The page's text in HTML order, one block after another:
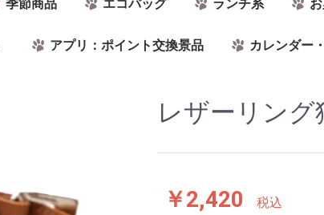
季節商品 エコバッグ ランチ系
アプリ：ポイント交換景品 カレンダー
レザーリング
￥2,420 税込